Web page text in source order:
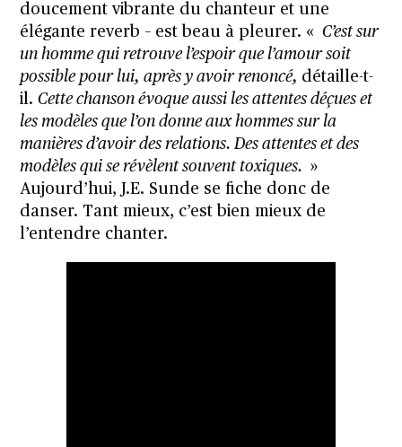
doucement vibrante du chanteur et une
élégante reverb – est beau à pleurer. «C’est sur
un homme qui retrouve l’espoir que l’amour soit
possible pour lui, après y avoir renoncé, détaille-t-
il.Cette chanson évoque aussi les attentes déçues et
les modèles que l’on donne aux hommes sur la
manières d’avoir des relations. Des attentes et des
modèles qui se révèlent souvent toxiques. »
Aujourd’hui, J.E. Sunde se fiche donc de
danser. Tant mieux, c’est bien mieux de
l’entendre chanter.